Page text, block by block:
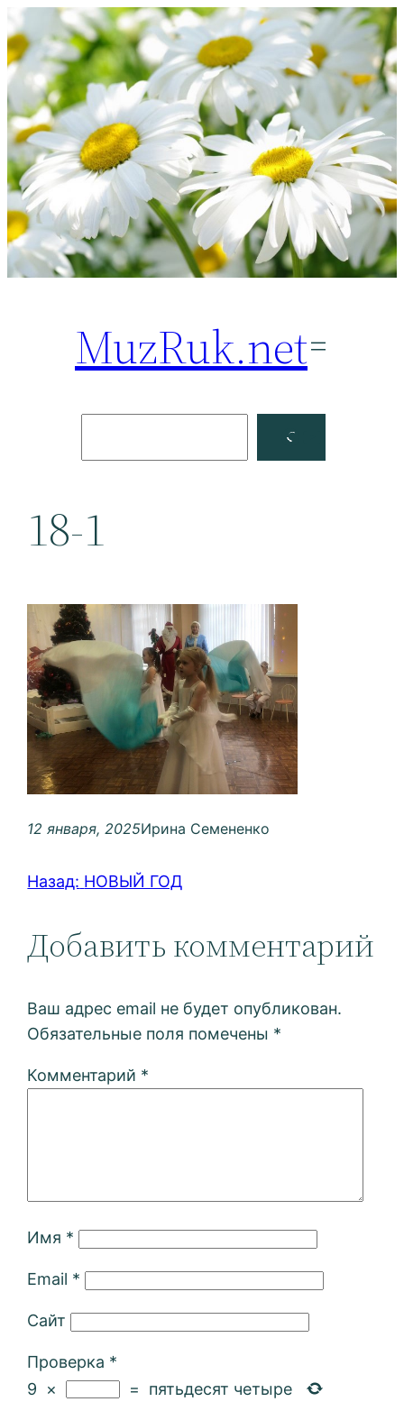
Перейти
к
содержимому
MuzRuk.net
Facebook
18-1
12 января, 2025Ирина Семененко
Назад: НОВЫЙ ГОД
Добавить комментарий
Ваш адрес email не будет опубликован.
Обязательные поля помечены *
Комментарий *
Имя *
Email *
Сайт
Проверка *
9
× = пятьдесят четыре